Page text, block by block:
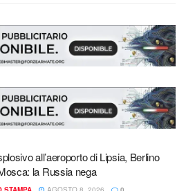
all’aeroporto di Lipsia, Berlino
la Russia nega